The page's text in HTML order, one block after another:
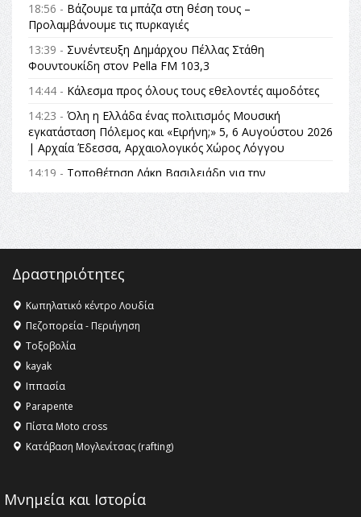
18:56 - Βάζουμε τα μπάζα στη θέση τους –
Προλαμβάνουμε τις πυρκαγιές
13:39 - Συνέντευξη Δημάρχου Πέλλας Στάθη
Φουντουκίδη στον Pella FM 103,3
14:44 - Κάλεσμα προς όλους τους εθελοντές αιμοδότες
14:23 - Όλη η Ελλάδα ένας πολιτισμός Μουσική
εγκατάσταση Πόλεμος και «Ειρήνη;» 5, 6 Αυγούστου 2026
| Αρχαία Έδεσσα, Αρχαιολογικός Χώρος Λόγγου
14:19 - Τοποθέτηση Λάκη Βασιλειάδη για την
Αναθεώρηση του Συντάγματος: «Σε τέτοιες κορυφαίες
θεσμικές διαδικασίες υπάρχει μόνο η ευθύνη απέναντι
στις επόμενες γενιές»
16:35 -Το πρόγραμμα του ΠΑΟΚ στον δεύτερο γύρο του
16:27 - Όλυμπος: Εντάχθηκε στον Κατάλογο Παγκόσμιας
Κληρονομιάς της UNESCO – Ομόφωνη η απόφαση Ο
Όλυμπος αναγνωρίστηκε ως φυσικό και πολιτιστικό
αγαθό εξέχουσας οικουμενικής αξίας για την
ανθρωπότητα
16:18 -
ΣΤΗΝ ΕΔΕΣΣΑ
Δραστηριότητες
Κωπηλατικό κέντρο Λουδία
Πεζοπορεία - Περιήγηση
Τοξοβολία
kayak
Ιππασία
Parapente
Πίστα Moto cross
Κατάβαση Μογλενίτσας (rafting)
Μνημεία και Ιστορία